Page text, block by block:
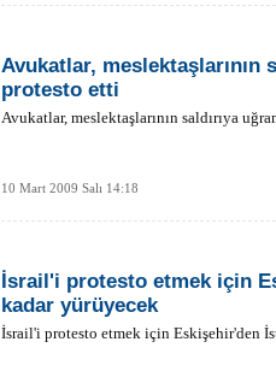
Avukatlar, meslektaşlarının
protesto etti
Avukatlar, meslektaşlarının saldırıya
10 Mart 2009 Salı 14:18
İsrail'i protesto etmek için
kadar yürüyecek
İsrail'i protesto etmek için Eskişehir'den